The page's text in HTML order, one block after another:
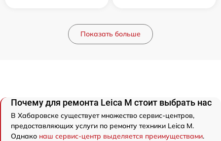
Показать больше
Почему для ремонта Leica M стоит выбрать нас
В Хабаровске существует множество сервис-центров,
предоставляющих услуги по ремонту техники Leica M.
Однако наш сервис-центр выделяется преимуществами.